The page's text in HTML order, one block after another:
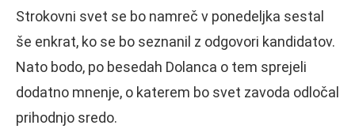
Strokovni svet se bo namreč v ponedeljka sestal
še enkrat, ko se bo seznanil z odgovori kandidatov.
Nato bodo, po besedah Dolanca o tem sprejeli
dodatno mnenje, o katerem bo svet zavoda odločal
prihodnjo sredo.